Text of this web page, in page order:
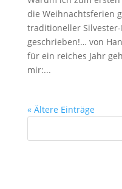
die Weihnachtsferien
traditioneller Silvester-
geschrieben!… von
für ein reiches Jahr
mir:...
« Ältere Einträge